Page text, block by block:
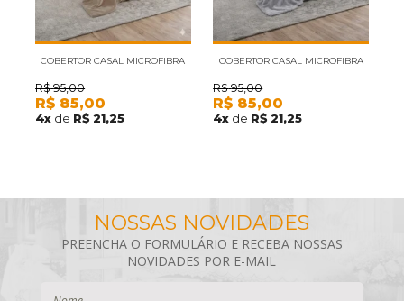
COBERTOR CASAL MICROFIBRA
VELOUR NEO CAMESA BEGE
R$ 95,00
R$ 85,00
4x de R$ 21,25
COBERTOR CASAL MICROFIBRA
VELOUR NEO CAMESA CINZA
R$ 95,00
R$ 85,00
4x de R$ 21,25